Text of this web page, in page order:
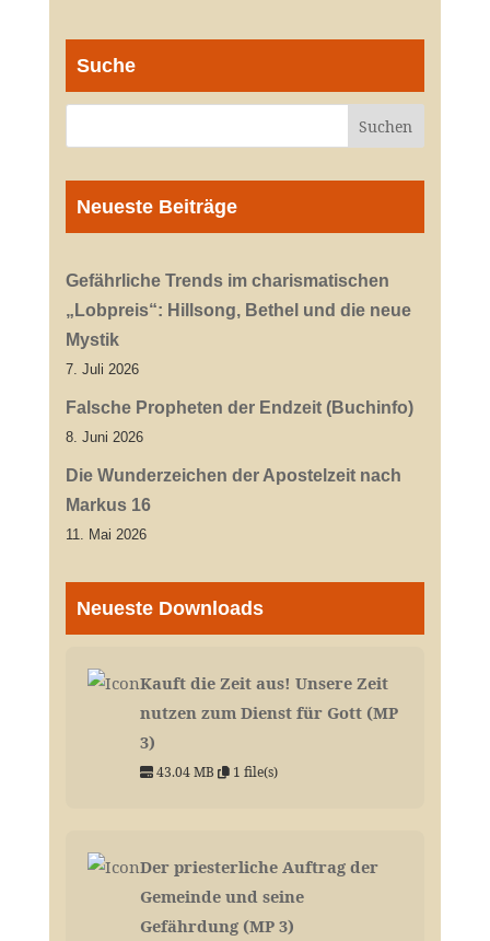
Suche
Neueste Beiträge
Gefährliche Trends im charismatischen
„Lobpreis“: Hillsong, Bethel und die neue
Mystik
7. Juli 2026
Falsche Propheten der Endzeit (Buchinfo)
8. Juni 2026
Die Wunderzeichen der Apostelzeit nach
Markus 16
11. Mai 2026
Neueste Downloads
Kauft die Zeit aus! Unsere Zeit
nutzen zum Dienst für Gott (MP
3)
43.04 MB 1 file(s)
Der priesterliche Auftrag der
Gemeinde und seine
Gefährdung (MP 3)